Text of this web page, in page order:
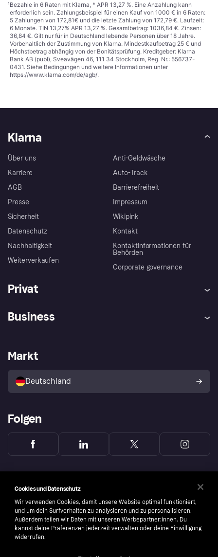
¹Bezahle in 6 Raten mit Klarna, * APR 13,27 %. Eine Anzahlung kann
erforderlich sein. Zahlungsbeispiel für einen Kauf von 1000 € in 6 Raten:
5 Zahlungen von 172,81€ und die letzte Zahlung von 172,79 €. Laufzeit:
6 Monate. TIN 13,27% APR 13,27 %. Gesamtbetrag: 1036,84 €. Zinsen:
36,84 €. Gilt nur für in Deutschland lebende Personen über 18 Jahre.
Vorbehaltlich der Zustimmung von Klarna. Mindestkaufbetrag 25 € und
Höchstbetrag abhängig von der Bonitätsprüfung. Kreditgeber: Klarna
Bank AB (publ), Sveavägen 46, 111 34 Stockholm, Reg. Nr.: 556737-
0431. Siehe Bedingungen und weitere Informationen unter
https://www.klarna.com/de/agb/.
Klarna
Über uns
Karriere
AGB
Presse
Sicherheit
Datenschutz
Nachhaltigkeit
Weiterverkaufen
Anti-Geldwäsche
Auto-Track
Barrierefreiheit
Impressum
Wikipink
Kontakt
Kontaktinformationen für
Behörden
Corporate governance
Privat
Klarna App
Shops entdecken
Käuferschutzrichtlinie
Dein Widerrufsrecht
Business
Händlerportal
Markt
Deutschland
Folgen
Cookies und Datenschutz
Wir verwenden Cookies, damit unsere Website optimal funktioniert,
und um dein Surfverhalten zu analysieren und zu personalisieren.
Außerdem teilen wir Daten mit unseren Werbepartner:innen. Du
kannst deine Präferenzen jederzeit verwalten oder deine Einwilligung
widerrufen.